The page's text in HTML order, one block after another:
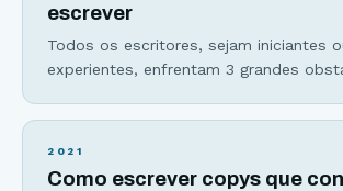
escrever
Todos os escritores, sejam iniciantes
experientes, enfrentam 3 grandes
procrastinação para começar seu
2021
Como escrever copys que